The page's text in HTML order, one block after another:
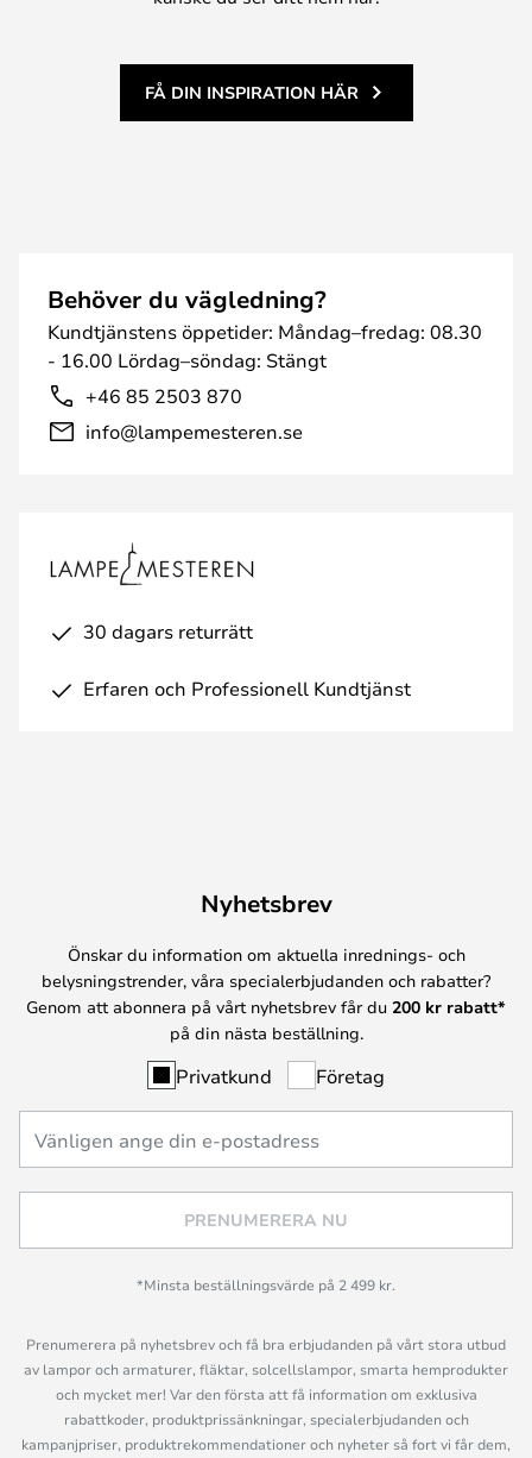
FÅ DIN INSPIRATION HÄR
Behöver du vägledning?
Kundtjänstens öppetider: Måndag–fredag: 08.30
- 16.00 Lördag–söndag: Stängt
+46 85 2503 870
info@lampemesteren.se
30 dagars returrätt
Erfaren och Professionell Kundtjänst
Nyhetsbrev
Önskar du information om aktuella inrednings- och
belysningstrender, våra specialerbjudanden och rabatter?
Genom att abonnera på vårt nyhetsbrev får du 200 kr rabatt*
på din nästa beställning.
Privatkund Företag
PRENUMERERA NU
*Minsta beställningsvärde på 2 499 kr.
Prenumerera på nyhetsbrev och få bra erbjudanden på vårt stora utbud
av lampor och armaturer, fläktar, solcellslampor, smarta hemprodukter
och mycket mer! Var den första att få information om exklusiva
rabattkoder, produktprissänkningar, specialerbjudanden och
kampanjpriser, produktrekommendationer och nyheter så fort vi får dem,